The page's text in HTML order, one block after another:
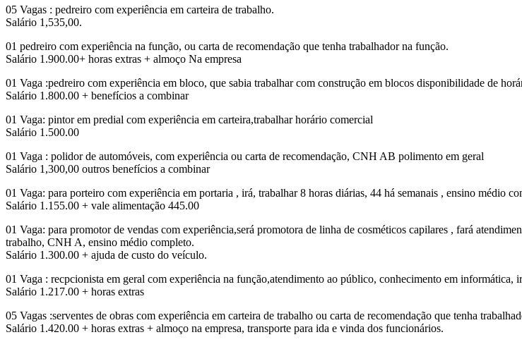
05 Vagas : pedreiro com experiência em carteira de trabalho.
Salário 1,535,00.
01 pedreiro com experiência na função, ou carta de recomendação que tenha trabalhador na função.
Salário 1.900.00+ horas extras + almoço Na empresa
01 Vaga :pedreiro com experiência em bloco, que sabia trabalhar com construção em blocos disponibilidade de
Salário 1.800.00 + benefícios a combinar
01 Vaga: pintor em predial com experiência em carteira,trabalhar horário comercial
Salário 1.500.00
01 Vaga : polidor de automóveis, com experiência ou carta de recomendação, CNH AB polimento em geral
Salário 1,300,00 outros benefícios a combinar
01 Vaga: para porteiro com experiência em portaria , irá, trabalhar 8 horas diárias, 44 há semanais , ensino médio
Salário 1.155.00 + vale alimentação 445.00
01 Vaga: para promotor de vendas com experiência,será promotora de linha de cosméticos capilares , fará
trabalho, CNH A, ensino médio completo.
Salário 1.300.00 + ajuda de custo do veículo.
01 Vaga : recpcionista em geral com experiência na função,atendimento ao público, conhecimento em informática,
Salário 1.217.00 + horas extras
05 Vagas :serventes de obras com experiência em carteira de trabalho ou carta de recomendação que tenha
Salário 1.420.00 + horas extras + almoço na empresa, transporte para ida e vinda dos funcionários.